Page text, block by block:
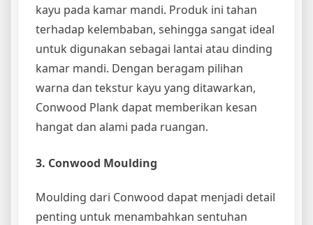
kayu pada kamar mandi. Produk ini tahan
terhadap kelembaban, sehingga sangat ideal
untuk digunakan sebagai lantai atau dinding
kamar mandi. Dengan beragam pilihan
warna dan tekstur kayu yang ditawarkan,
Conwood Plank dapat memberikan kesan
hangat dan alami pada ruangan.
3. Conwood Moulding
Moulding dari Conwood dapat menjadi detail
penting untuk menambahkan sentuhan